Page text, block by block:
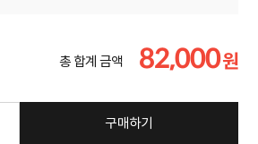
총 합계 금액 82,000원
구매하기